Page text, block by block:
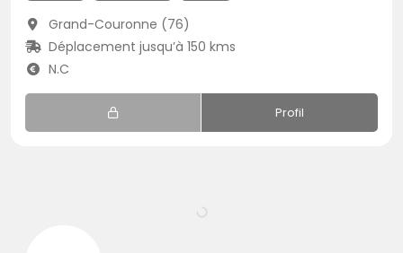
Grand-Couronne (76)
Déplacement jusqu’à 150 kms
N.C
Profil